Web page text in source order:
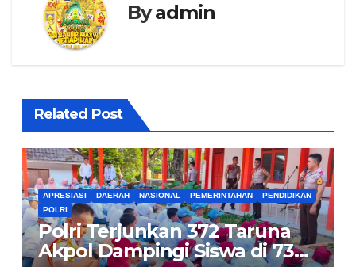
Byadmin
Related Post
APRESIASI DAERAH NASIONAL PEMERINTAHAN
PENDIDIKAN
POLRI
Polri Terjunkan 372 Taruna
Akpol Dampingi Siswa di 73